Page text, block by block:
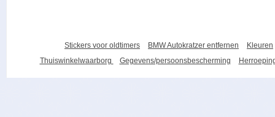
Stickers voor oldtimers BMW Autokratzer entfernen
Kleuren
Thuiswinkelwaarborg
Gegevens/persoonsbescherming